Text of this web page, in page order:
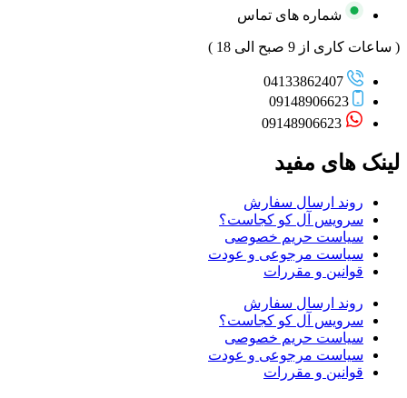
شماره های تماس
( ساعات کاری از 9 صبح الی 18 )
04133862407
09148906623
09148906623
لینک های مفید
روند ارسال سفارش
سرویس آل کو کجاست؟
سیاست حریم خصوصی
سیاست مرجوعی و عودت
قوانین و مقررات
روند ارسال سفارش
سرویس آل کو کجاست؟
سیاست حریم خصوصی
سیاست مرجوعی و عودت
قوانین و مقررات